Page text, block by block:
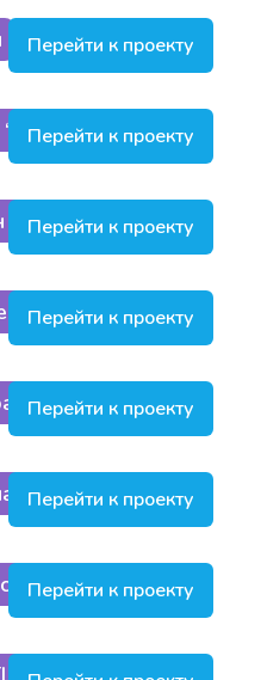
Перейти к проекту
Подольск
Перейти к проекту
для кинозала
Перейти к проекту
зала.
Перейти к проекту
Перейти к проекту
в Москве
Перейти к проекту
Перейти к проекту